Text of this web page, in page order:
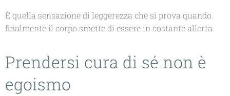
È quella sensazione di leggerezza che si prova quando
finalmente il corpo smette di essere in costante allerta.
Prendersi cura di sé non è
egoismo